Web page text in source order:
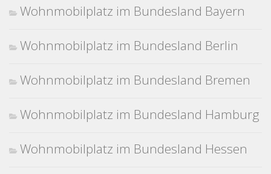
Wohnmobilplatz im Bundesland Bayern
Wohnmobilplatz im Bundesland Berlin
Wohnmobilplatz im Bundesland Bremen
Wohnmobilplatz im Bundesland Hamburg
Wohnmobilplatz im Bundesland Hessen